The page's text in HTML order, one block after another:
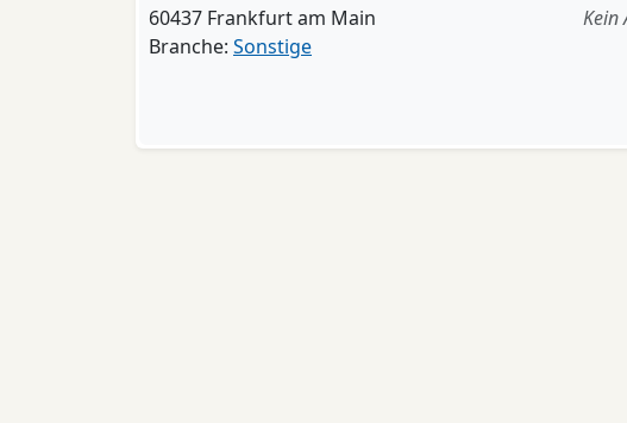
60437 Frankfurt am Main
Branche: Sonstige
Kein